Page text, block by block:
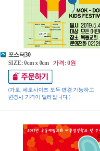
포스터30
SIZE: 0cm x 0cm가격: 0원
(가로, 세로사이즈 모두 변경 가능하고
변경시 가격이 달라집니다.)